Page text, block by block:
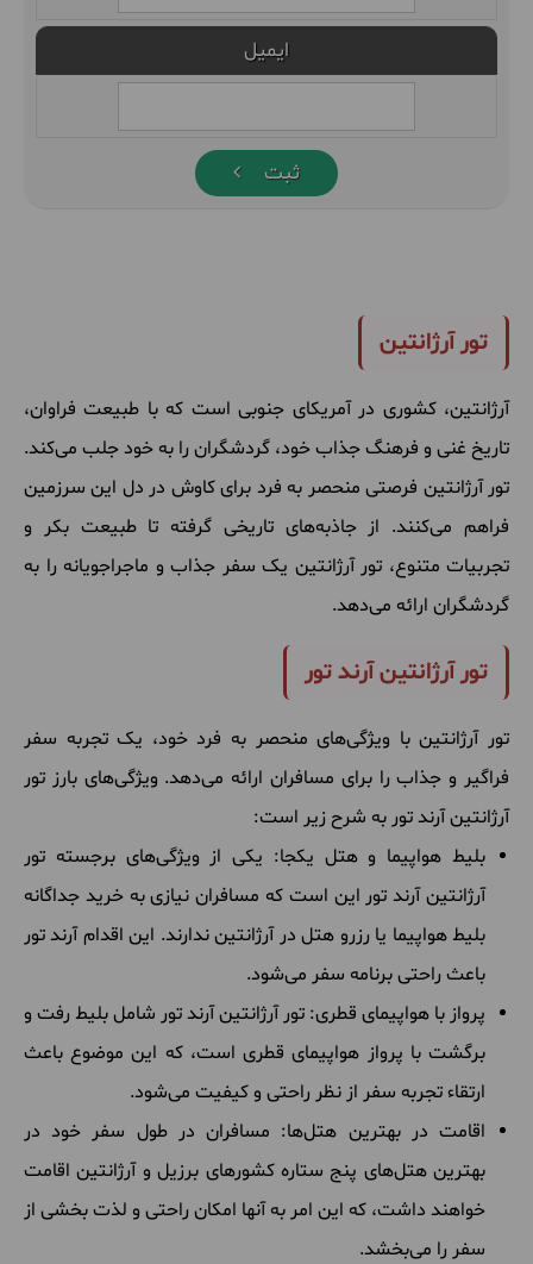
ایمیل
ثبت
تور آرژانتین
آرژانتین، کشوری در آمریکای جنوبی است که با طبیعت فراوان،
تاریخ غنی و فرهنگ جذاب خود، گردشگران را به خود جلب می‌کند.
تور آرژانتین فرصتی منحصر به فرد برای کاوش در دل این سرزمین
فراهم می‌کنند. از جاذبه‌های تاریخی گرفته تا طبیعت بکر و
تجربیات متنوع، تور آرژانتین یک سفر جذاب و ماجراجویانه را به
گردشگران ارائه می‌دهد.
تور آرژانتین آرند تور
تور آرژانتین با ویژگی‌های منحصر به فرد خود، یک تجربه سفر
فراگیر و جذاب را برای مسافران ارائه می‌دهد. ویژگی‌های بارز تور
آرژانتین آرند تور به شرح زیر است:
بلیط هواپیما و هتل یکجا: یکی از ویژگی‌های برجسته تور
آرژانتین آرند تور این است که مسافران نیازی به خرید جداگانه
بلیط هواپیما یا رزرو هتل در آرژانتین ندارند. این اقدام آرند تور
باعث راحتی برنامه سفر می‌شود.
پرواز با هواپیمای قطری: تور آرژانتین آرند تور شامل بلیط رفت و
برگشت با پرواز هواپیمای قطری است، که این موضوع باعث
ارتقاء تجربه سفر از نظر راحتی و کیفیت می‌شود.
اقامت در بهترین هتل‌ها: مسافران در طول سفر خود در
بهترین هتل‌های پنج ستاره کشورهای برزیل و آرژانتین اقامت
خواهند داشت، که این امر به آنها امکان راحتی و لذت بخشی از
سفر را می‌بخشد.